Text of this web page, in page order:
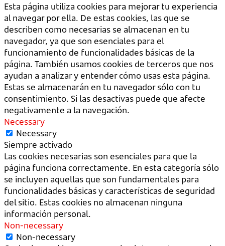
Esta página utiliza cookies para mejorar tu experiencia
al navegar por ella. De estas cookies, las que se
describen como necesarias se almacenan en tu
navegador, ya que son esenciales para el
funcionamiento de funcionalidades básicas de la
página. También usamos cookies de terceros que nos
ayudan a analizar y entender cómo usas esta página.
Estas se almacenarán en tu navegador sólo con tu
consentimiento. Si las desactivas puede que afecte
negativamente a la navegación.
Necessary
Necessary
Siempre activado
Las cookies necesarias son esenciales para que la
página funciona correctamente. En esta categoría sólo
se incluyen aquellas que son fundamentales para
funcionalidades básicas y características de seguridad
del sitio. Estas cookies no almacenan ninguna
información personal.
Non-necessary
Non-necessary